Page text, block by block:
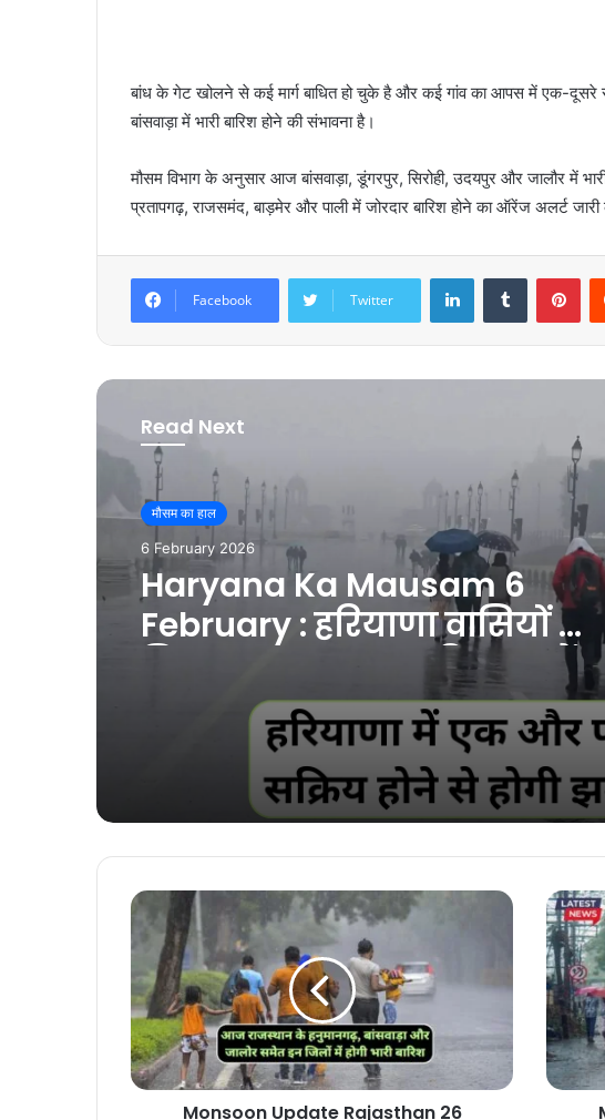
बांध के गेट खोलने से कई मार्ग बाधित हो चुके है और कई गांव का आपस में एक-
बांसवाड़ा में भारी बारिश होने की संभावना है।
मौसम विभाग के अनुसार आज बांसवाड़ा, डूंगरपुर, सिरोही, उदयपुर और जालौर में
प्रतापगढ़, राजसमंद, बाड़मेर और पाली में जोरदार बारिश होने का ऑरेंज अलर्ट जारी
Facebook Twitter
Read Next
मौसम का हाल
6 February 2026
Haryana Ka Mausam 6
February : हरियाणा वासियों के
लिए Good News, हरियाणा में
एक और पश्चिमी विक्षोभ सक्रिय
होने से होगी झमाझम बरसात
Monsoon Update Rajasthan 26